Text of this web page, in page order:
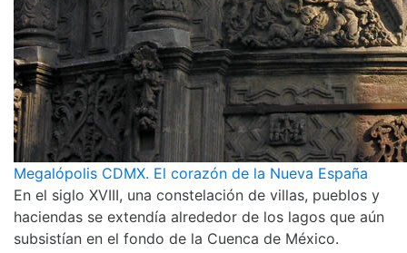
Megalópolis CDMX. El corazón de la Nueva España
En el siglo XVIII, una constelación de villas, pueblos y
haciendas se extendía alrededor de los lagos que aún
subsistían en el fondo de la Cuenca de México.